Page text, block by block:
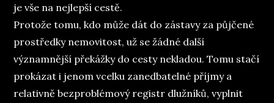
je vše na nejlepší cestě.
Protože tomu, kdo může dát do zástavy za půjčené
prostředky nemovitost, už se žádné další
významnější překážky do cesty nekladou. Tomu stačí
prokázat i jenom vcelku zanedbatelné příjmy a
relativně bezproblémový registr dlužníků, vyplnit